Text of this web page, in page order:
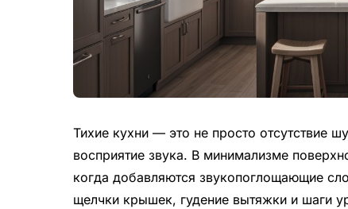
Тихие кухни — это не просто отсутствие
восприятие звука. В минимализме
когда добавляются звукопоглощающие
щелчки крышек, гудение вытяжки и шаги